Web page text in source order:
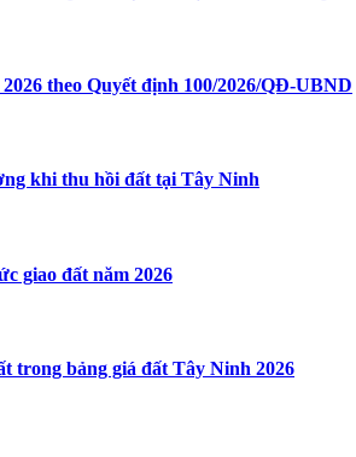
theo Quyết định 100/2026/QĐ-UBND
khi thu hồi đất tại Tây Ninh
giao đất năm 2026
trong bảng giá đất Tây Ninh 2026